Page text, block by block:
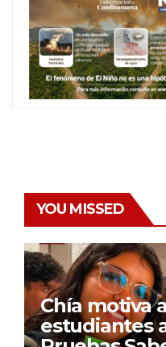
YOU MISSED
Chía motiva
estudiantes